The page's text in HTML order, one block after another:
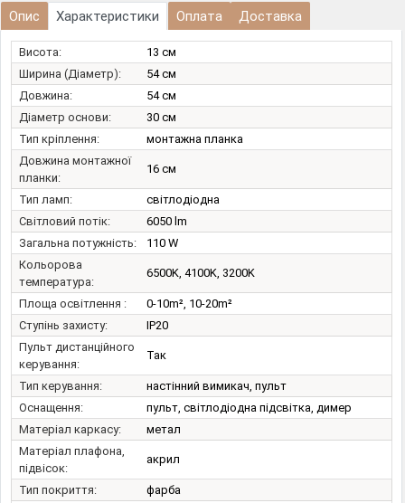
Опис Характеристики Оплата Доставка
Висота:
13 см
Ширина (Діаметр):
54 см
Довжина:
54 см
Діаметр основи:
30 см
Тип кріплення:
монтажна планка
Довжина монтажної
планки:
16 см
Тип ламп:
світлодіодна
Світловий потік:
6050 lm
Загальна потужність:
110 W
Кольорова
температура:
6500K, 4100K, 3200K
Площа освітлення :
0-10m², 10-20m²
Ступінь захисту:
IP20
Пульт дистанційного
керування:
Так
Тип керування:
настінний вимикач, пульт
Оснащення:
пульт, світлодіодна підсвітка, димер
Матеріал каркасу:
метал
Матеріал плафона,
підвісок:
акрил
Тип покриття: фарба